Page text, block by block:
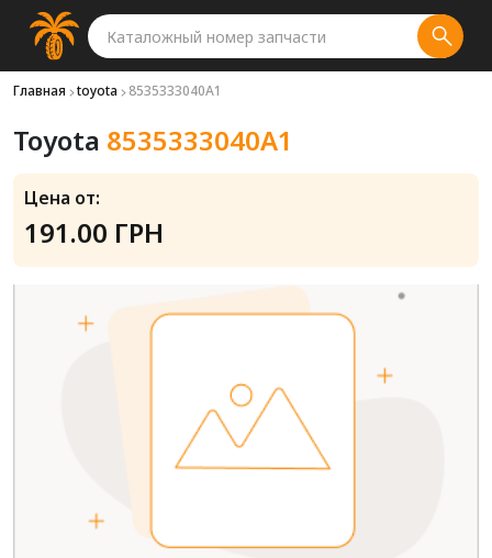
Главная toyota 8535333040A1
Toyota 8535333040A1
Цена от:
191.00 ГРН